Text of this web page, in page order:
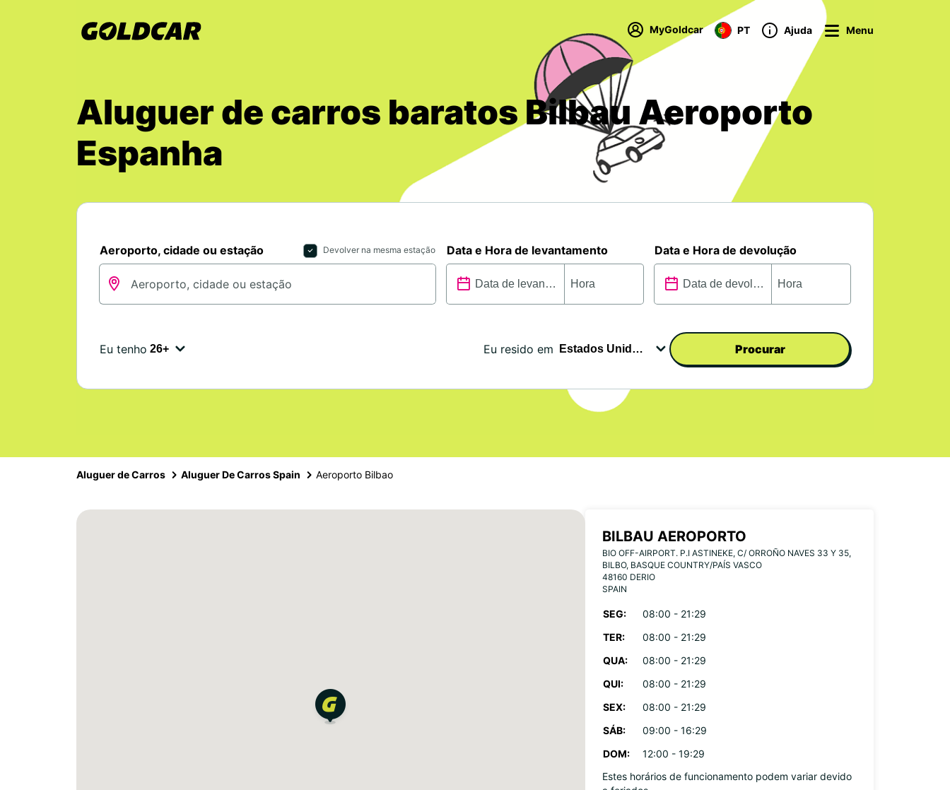
MyGoldcar PT Ajuda Menu
Aluguer de carros baratos Bilbau Aeroporto
Espanha
Aeroporto, cidade ou estação Devolver na mesma estação Data e Hora de levantamento Data e Hora de devolução
Eu tenho Eu resido em Procurar
Aluguer de Carros Aluguer De Carros Spain Aeroporto Bilbao
BILBAU AEROPORTO
BIO OFF-AIRPORT. P.I ASTINEKE, C/ ORROÑO NAVES 33 Y 35,
BILBO, BASQUE COUNTRY/PAÍS VASCO
48160 DERIO
SPAIN
SEG:
08:00 - 21:29
TER:
08:00 - 21:29
QUA:
08:00 - 21:29
QUI:
08:00 - 21:29
SEX:
08:00 - 21:29
SÁB:
09:00 - 16:29
DOM:
12:00 - 19:29
Estes horários de funcionamento podem variar devido